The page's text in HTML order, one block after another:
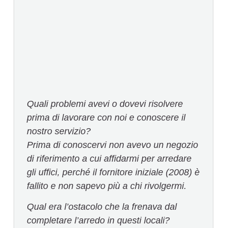
Quali problemi avevi o dovevi risolvere
prima di lavorare con noi e conoscere il
nostro servizio?
Prima di conoscervi non avevo un negozio
di riferimento a cui affidarmi per arredare
gli uffici, perché il fornitore iniziale (2008) è
fallito e non sapevo più a chi rivolgermi.
Qual era l’ostacolo che la frenava dal
completare l’arredo in questi locali?